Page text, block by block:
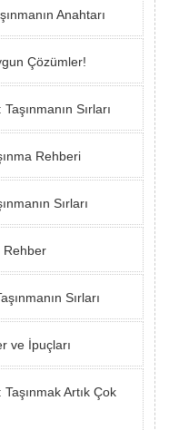
Anahtarı
Çözümler!
Sırları
Rehberi
Sırları
Rehber
Sırları
ve İpuçları
Artık Çok